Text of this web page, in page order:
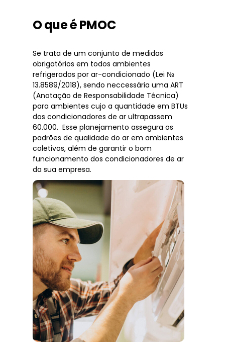
O que é PMOC
Se trata de um conjunto de medidas
obrigatórios em todos ambientes
refrigerados por ar-condicionado (Lei №
13.8589/2018), sendo neccessária uma ART
(Anotação de Responsabilidade Técnica)
para ambientes cujo a quantidade em BTUs
dos condicionadores de ar ultrapassem
60.000. Esse planejamento assegura os
padrões de qualidade do ar em ambientes
coletivos, além de garantir o bom
funcionamento dos condicionadores de ar
da sua empresa.